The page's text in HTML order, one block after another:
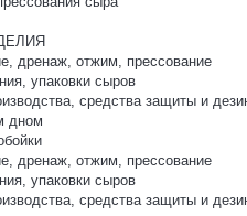
дренаж, отжим, прессование
упаковки сыров
средства защиты и
дном
дренаж, отжим, прессование
упаковки сыров
средства защиты и